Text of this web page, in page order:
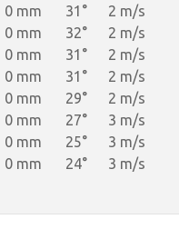
0 mm 31°
2 m/s
0 mm 32°
2 m/s
0 mm 31°
2 m/s
0 mm 31°
2 m/s
0 mm 29°
2 m/s
0 mm 27°
3 m/s
0 mm 25°
3 m/s
0 mm 24° 3 m/s